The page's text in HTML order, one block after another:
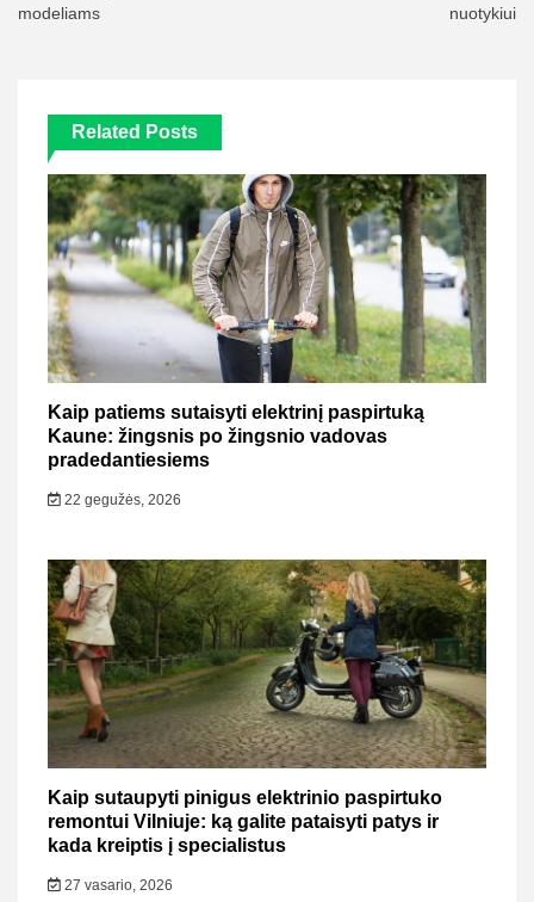
modeliams
nuotykiui
Related Posts
Kaip patiems sutaisyti elektrinį paspirtuką
Kaune: žingsnis po žingsnio vadovas
pradedantiesiems
22 gegužės, 2026
Kaip sutaupyti pinigus elektrinio paspirtuko
remontui Vilniuje: ką galite pataisyti patys ir
kada kreiptis į specialistus
27 vasario, 2026